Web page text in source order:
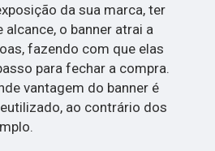
da sua marca, ter
o banner atrai a
fazendo com que elas
para fechar a compra.
vantagem do banner é
ao contrário dos